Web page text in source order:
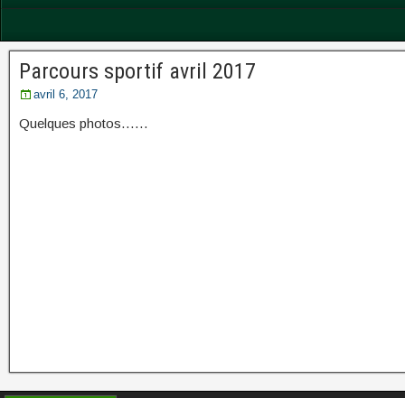
Parcours sportif avril 2017
avril 6, 2017
Quelques photos……